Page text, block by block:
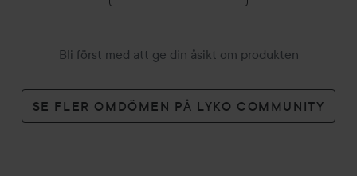
Bli först med att ge din åsikt om produkten
SE FLER OMDÖMEN PÅ LYKO COMMUNITY